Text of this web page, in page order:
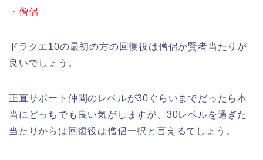
・僧侶
ドラクエ10の最初の方の回復役は僧侶か賢者当たりが
良いでしょう。
正直サポート仲間のレベルが30ぐらいまでだったら本
当にどっちでも良い気がしますが、30レベルを過ぎた
当たりからは回復役は僧侶一択と言えるでしょう。